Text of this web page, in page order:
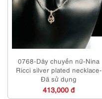
0768-Dây chuyền nữ-Nina
Ricci silver plated necklace-
Đã sử dụng
413,000 đ